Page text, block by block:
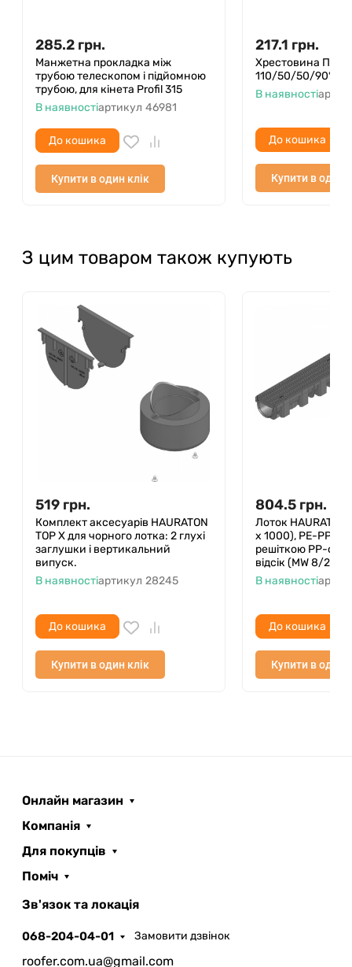
285.2 грн.
Манжетна прокладка між
трубою телескопом і підйомною
трубою, для кінета Profil 315
В наявностіартикул 46981
До кошика
Купити в один клік
217.1 грн.
Хрестовина ПП
110/50/50/90°
В наявності
До кошика
Купити в один
З цим товаром також купують
519 грн.
Комплект аксесуарів HAURATON
TOP Х для чорного лотка: 2 глухі
заглушки і вертикальний
випуск.
В наявностіартикул 28245
До кошика
Купити в один клік
804.5 грн.
Лоток HAURATON
х 1000), PE-PP
решіткою PP-
відсік (MW 8/21),
В наявності
До кошика
Купити в один
Онлайн магазин
Компанія
Для покупців
Поміч
Зв'язок та локація
068-204-04-01 Замовити дзвінок
roofer.com.ua@gmail.com
AI помічник